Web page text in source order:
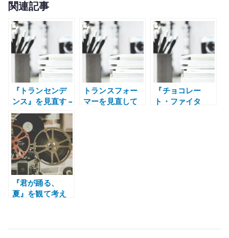
it
te
r
関連記事
『トランセンデ
ンス』を見直す –
AI、意識のアッ
プロード、技術
信仰の危うさ
トランスフォー
マーを見直して
『チョコレー
ト・ファイタ
『君が踊る、
夏』を観て考え